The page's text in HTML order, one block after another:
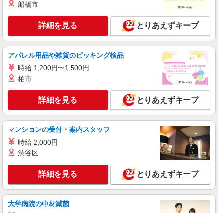
船橋市
詳細を見る とりあえずキープ
アパレル用品や雑貨のピッキング検品
時給 1,200円〜1,500円
柏市
詳細を見る とりあえずキープ
マンションの受付・案内スタッフ
時給 2,000円
渋谷区
詳細を見る とりあえずキープ
大学病院の中材滅菌